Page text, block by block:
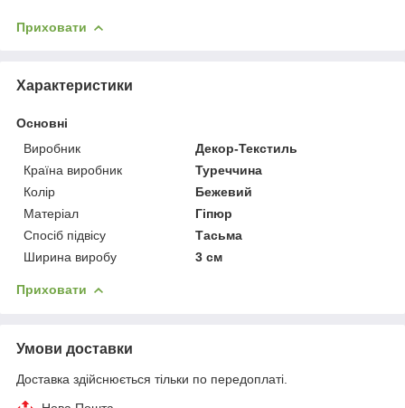
Приховати
Характеристики
Основні
Виробник
Декор-Текстиль
Країна виробник
Туреччина
Колір
Бежевий
Матеріал
Гіпюр
Спосіб підвісу
Тасьма
Ширина виробу
3 см
Приховати
Умови доставки
Доставка здійснюється тільки по передоплаті.